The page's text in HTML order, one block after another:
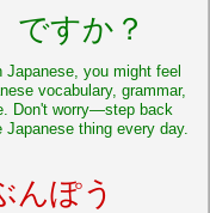
すか？
you might feel
vocabulary, grammar,
Don't worry—step back
thing every day.
ぽう